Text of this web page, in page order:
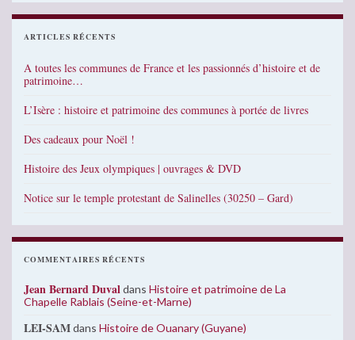
ARTICLES RÉCENTS
A toutes les communes de France et les passionnés d’histoire et de
patrimoine…
L’Isère : histoire et patrimoine des communes à portée de livres
Des cadeaux pour Noël !
Histoire des Jeux olympiques | ouvrages & DVD
Notice sur le temple protestant de Salinelles (30250 – Gard)
COMMENTAIRES RÉCENTS
Jean Bernard Duvaldans Histoire et patrimoine de La
Chapelle Rablais (Seine-et-Marne)
LEI-SAMdans Histoire de Ouanary (Guyane)